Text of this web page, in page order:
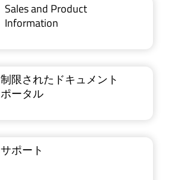
Sales and Product
Information
制限されたドキュメント
ポータル
サポート